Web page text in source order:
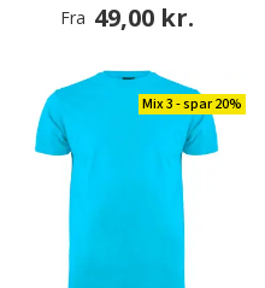
Fra 49,00 kr.
Mix 3 - spar 20%